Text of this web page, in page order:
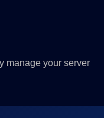
manage your server